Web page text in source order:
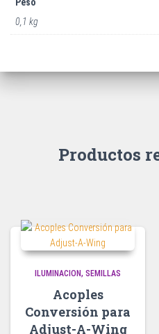
0,1 kg
Productos
ILUMINACION SEMILLAS
Acoples
Conversión para
Adjust-A-Wing